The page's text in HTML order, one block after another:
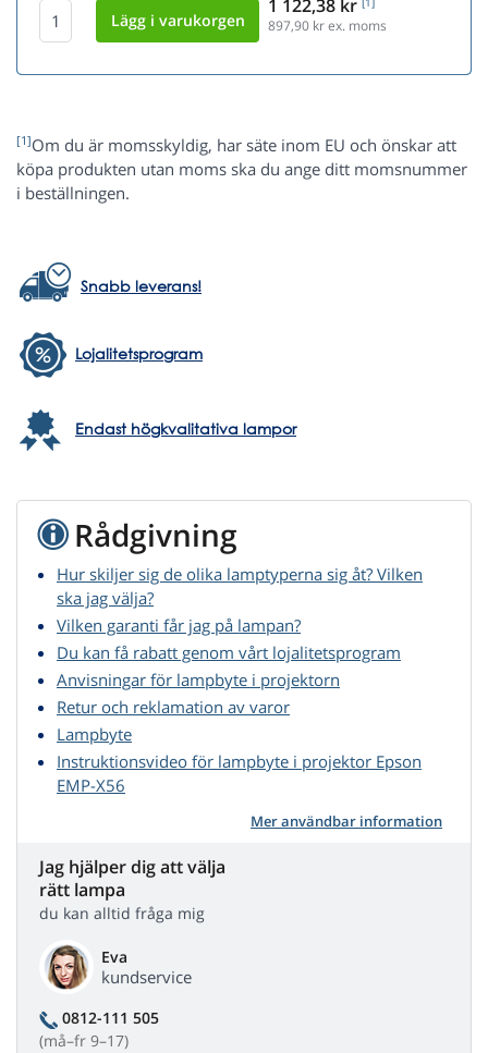
1 122,38 kr
897,90 kr ex. moms
[1]Om du är momsskyldig, har säte inom EU och önskar att
köpa produkten utan moms ska du ange ditt momsnummer
i beställningen.
Snabb leverans!
Lojalitetsprogram
Endast högkvalitativa lampor
Rådgivning
Hur skiljer sig de olika lamptyperna sig åt? Vilken
ska jag välja?
Vilken garanti får jag på lampan?
Du kan få rabatt genom vårt lojalitetsprogram
Anvisningar för lampbyte i projektorn
Retur och reklamation av varor
Lampbyte
Instruktionsvideo för lampbyte i projektor Epson
EMP-X56
Mer användbar information
Jag hjälper dig att välja
rätt lampa
du kan alltid fråga mig
Eva
kundservice
0812-111 505
(må–fr 9–17)